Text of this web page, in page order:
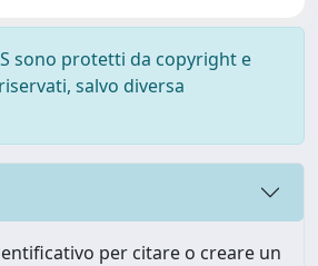
sono protetti da copyright e
salvo diversa
per citare o creare un